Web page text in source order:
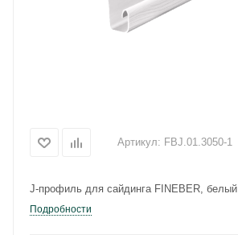
Артикул: FBJ.01.3050-1
J-профиль для сайдинга FINEBER, белый
Подробности